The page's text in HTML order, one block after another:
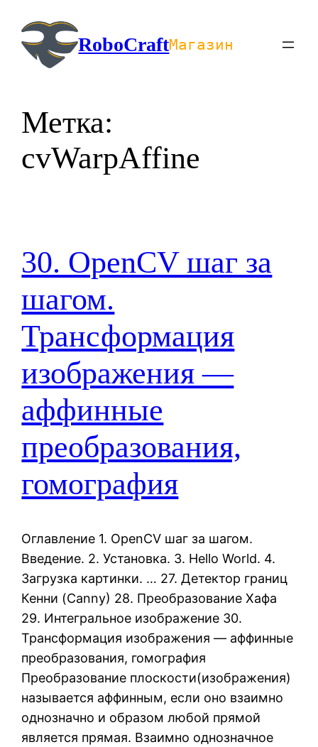
содержимомуRoboCraftМагазин
Метка:
cvWarpAffine
30. OpenCV шаг за
шагом.
Трансформация
изображения —
аффинные
преобразования,
гомография
Оглавление 1. OpenCV шаг за шагом.
Введение. 2. Установка. 3. Hello World. 4.
Загрузка картинки. … 27. Детектор границ
Кенни (Canny) 28. Преобразование Хафа
29. Интегральное изображение 30.
Трансформация изображения — аффинные
преобразования, гомография
Преобразование плоскости(изображения)
называется аффинным, если оно взаимно
однозначно и образом любой прямой
является прямая. Взаимно однозначное